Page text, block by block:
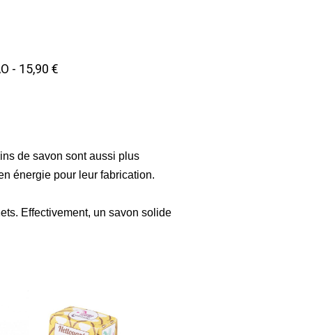
- 15,90 €
de savon sont aussi plus
énergie pour leur fabrication.
Effectivement, un savon solide